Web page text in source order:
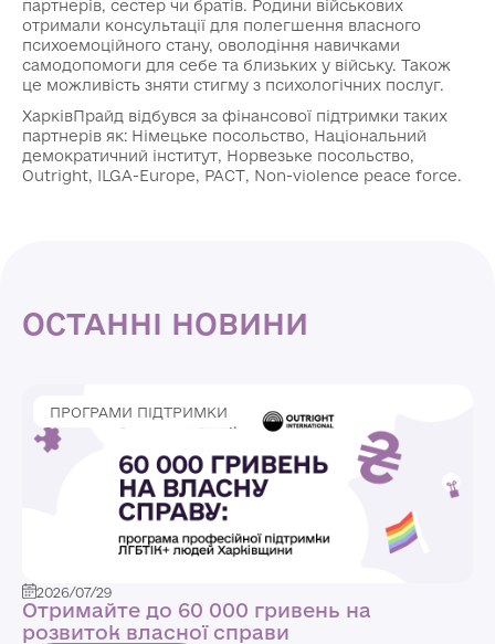
партнерів, сестер чи братів. Родини військових
отримали консультації для полегшення власного
психоемоційного стану, оволодіння навичками
самодопомоги для себе та близьких у війську. Також
це можливість зняти стигму з психологічних послуг.
ХарківПрайд відбувся за фінансової підтримки таких
партнерів як: Німецьке посольство, Національний
демократичний інститут, Норвезьке посольство,
Outright, ILGA-Europe, PACT, Non-violence peace force.
ОСТАННІ НОВИНИ
ПРОГРАМИ ПІДТРИМКИ
2026/07/29
Отримайте до 60 000 гривень на
розвиток власної справи